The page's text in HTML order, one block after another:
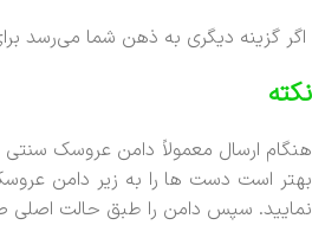
اگر گزینه دیگری به ذهن شما می‌رسد
نکته
هنگام ارسال معمولاً دامن عروسک
بهتر است دست ها را به زیر دامن
نمایید. سپس دامن را طبق حالت